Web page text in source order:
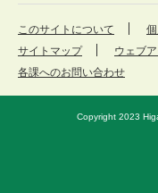
このサイトについて
サイトマップ
ウェブ
各課へのお問い合わせ
Copyright 2023